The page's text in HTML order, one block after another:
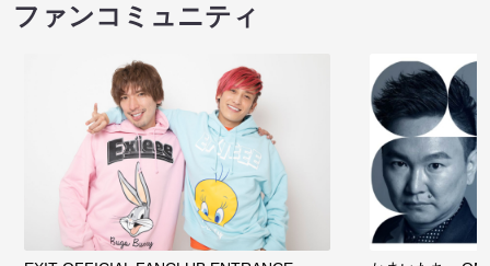
ファンコミュニティ